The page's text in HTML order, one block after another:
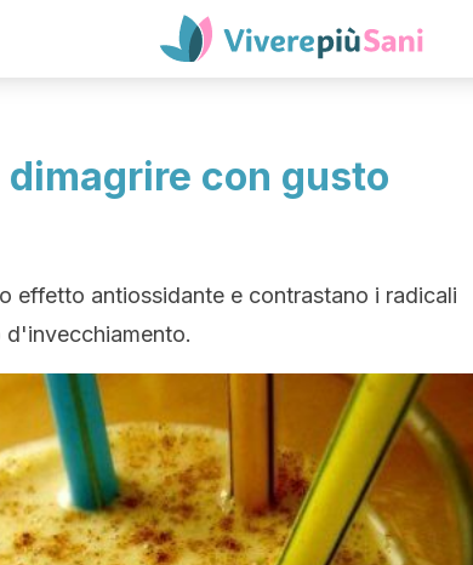
con gusto
effetto antiossidante e contrastano i radicali
d'invecchiamento.